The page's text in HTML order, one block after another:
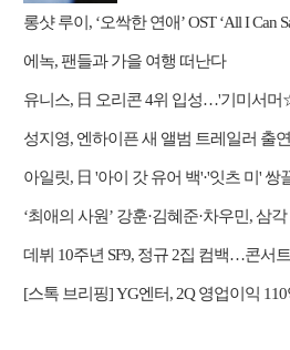
롱샷 루이, ‘오싹한 연애’ OST ‘All I Can
에녹, 팬들과 가을 여행 떠난다
아일릿, 日 '아이 갓 유어 백'·'잇츠 미' 쌍